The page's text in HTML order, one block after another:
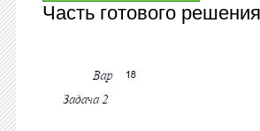
Часть готового решения